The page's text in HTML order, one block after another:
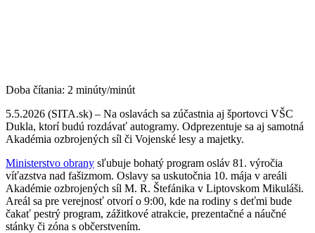
Doba čítania: 2 minúty/minút
5.5.2026 (SITA.sk) – Na oslavách sa zúčastnia aj športovci VŠC
Dukla, ktorí budú rozdávať autogramy. Odprezentuje sa aj samotná
Akadémia ozbrojených síl či Vojenské lesy a majetky.
Ministerstvo obrany sľubuje bohatý program osláv 81. výročia
víťazstva nad fašizmom. Oslavy sa uskutočnia 10. mája v areáli
Akadémie ozbrojených síl M. R. Štefánika v Liptovskom Mikuláši.
Areál sa pre verejnosť otvorí o 9:00, kde na rodiny s deťmi bude
čakať pestrý program, zážitkové atrakcie, prezentačné a náučné
stánky či zóna s občerstvením.